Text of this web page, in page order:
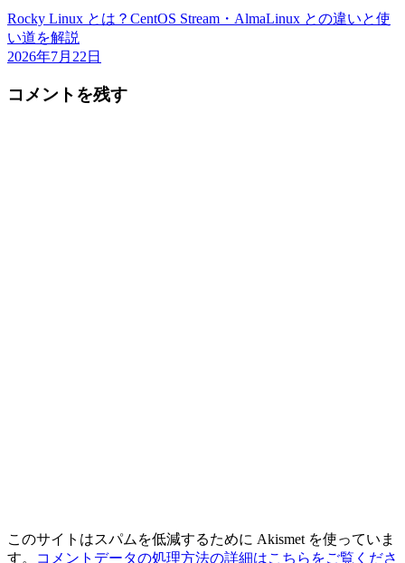
Rocky Linux とは？CentOS Stream・AlmaLinux との違いと使
い道を解説
2026年7月22日
コメントを残す
このサイトはスパムを低減するために Akismet を使っていま
す。
コメントデータの処理方法の詳細はこちらをご覧くださ